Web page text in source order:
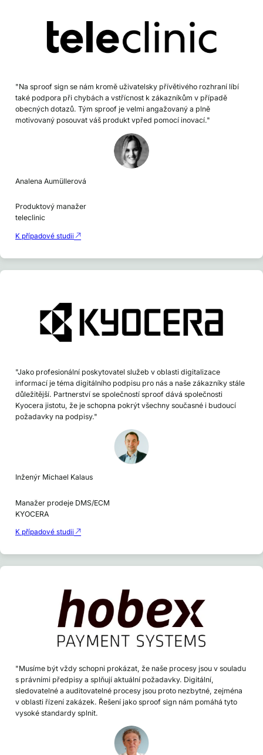
"Na sproof sign se nám kromě uživatelsky přívětivého rozhraní líbí
také podpora při chybách a vstřícnost k zákazníkům v případě
obecných dotazů. Tým sproof je velmi angažovaný a plně
motivovaný posouvat váš produkt vpřed pomocí inovací."
Analena Aumüllerová
Produktový manažer
teleclinic
K případové studii
"Jako profesionální poskytovatel služeb v oblasti digitalizace
informací je téma digitálního podpisu pro nás a naše zákazníky stále
důležitější. Partnerství se společností sproof dává společnosti
Kyocera jistotu, že je schopna pokrýt všechny současné i budoucí
požadavky na podpisy."
Inženýr Michael Kalaus
Manažer prodeje DMS/ECM
KYOCERA
K případové studii
"Musíme být vždy schopni prokázat, že naše procesy jsou v souladu
s právními předpisy a splňují aktuální požadavky. Digitální,
sledovatelné a auditovatelné procesy jsou proto nezbytné, zejména
v oblasti řízení zakázek. Řešení jako sproof sign nám pomáhá tyto
vysoké standardy splnit.